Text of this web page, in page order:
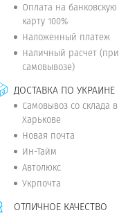
Оплата на банковскую
карту 100%
Наложенный платеж
Наличный расчет (при
самовывозе)
ДОСТАВКА ПО УКРАИНЕ
Самовывоз со склада в
Харькове
Новая почта
Ин-Тайм
Автолюкс
Укрпочта
ОТЛИЧНОЕ КАЧЕСТВО